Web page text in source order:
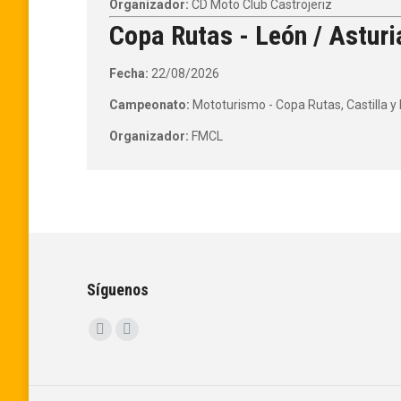
Organizador: CD Moto Club Castrojeriz
Copa Rutas - León /
Fecha: 22/08/2026
Campeonato: Mototurismo - Copa Rutas, Castilla y
Organizador: FMCL
Síguenos
Encuéntranos en: